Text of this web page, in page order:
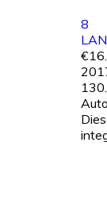
8